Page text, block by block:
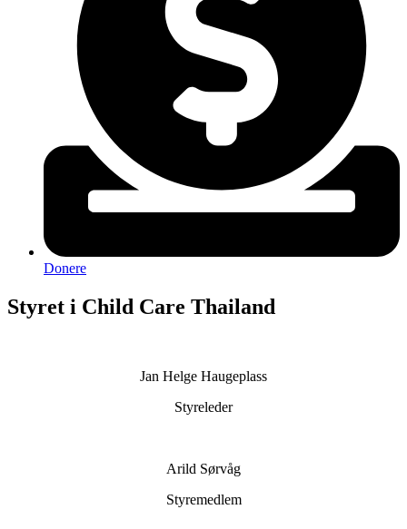
Donere
Styret i Child Care Thailand
Jan Helge Haugeplass
Styreleder
Arild Sørvåg
Styremedlem